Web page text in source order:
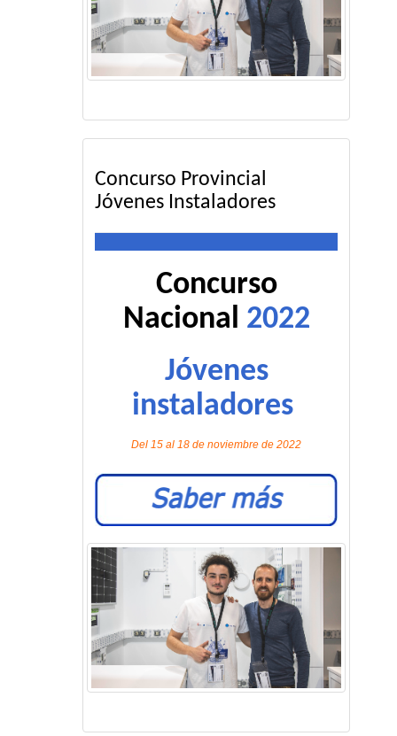
Concurso Provincial
Jóvenes Instaladores
Concurso
Nacional 2022
Jóvenes
instaladores
Del 15 al 18 de noviembre de 2022